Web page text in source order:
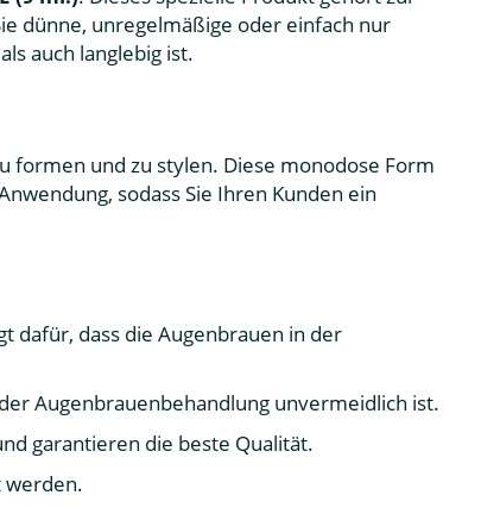
dünne, unregelmäßige oder einfach nur
auch langlebig ist.
formen und zu stylen. Diese monodose Form
sodass Sie Ihren Kunden ein
dafür, dass die Augenbrauen in der
Augenbrauenbehandlung unvermeidlich ist.
garantieren die beste Qualität.
werden.